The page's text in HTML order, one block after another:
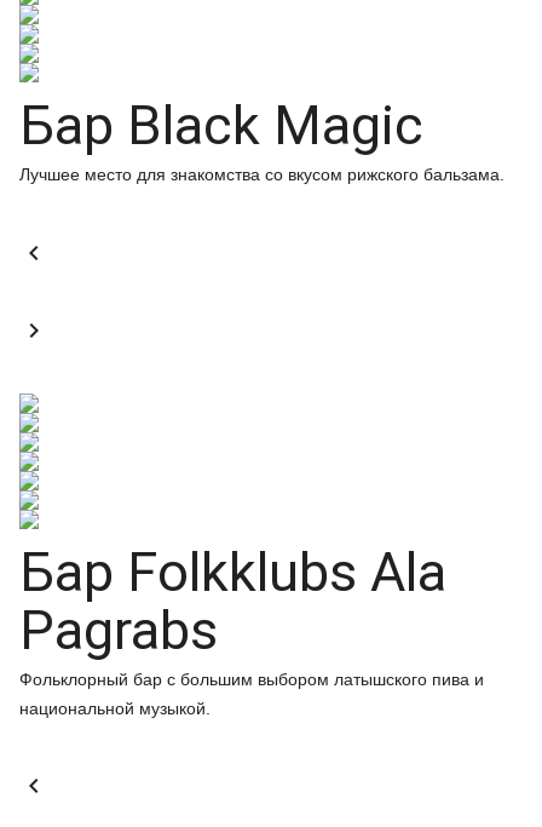
Бар Black Magic
Лучшее место для знакомства со вкусом рижского бальзама.


Бар Folkklubs Ala
Pagrabs
Фольклорный бар с большим выбором латышского пива и
национальной музыкой.
